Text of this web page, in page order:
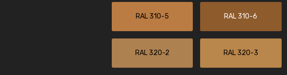
RAL 310-5 RAL 310-6
RAL 320-2 RAL 320-3